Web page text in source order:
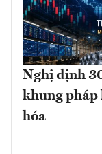
Nghị định
khung pháp
hóa